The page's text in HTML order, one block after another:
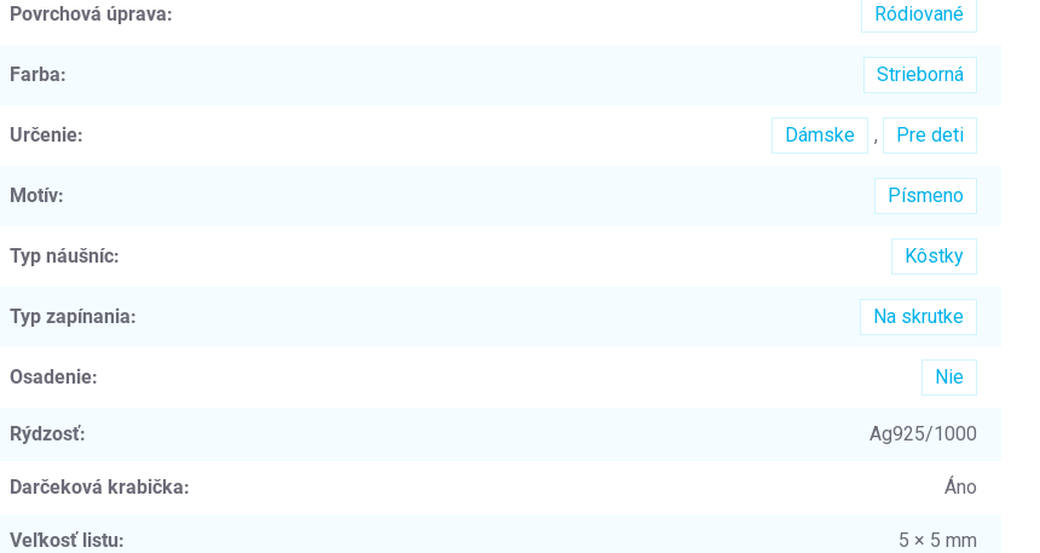
Povrchová úprava: Ródiované
Farba: Strieborná
Určenie: Dámske , Pre deti
Motív: Písmeno
Typ náušníc: Kôstky
Typ zapínania: Na skrutke
Osadenie: Nie
Rýdzosť: Ag925/1000
Darčeková krabička: Áno
Veľkosť listu: 5 × 5 mm